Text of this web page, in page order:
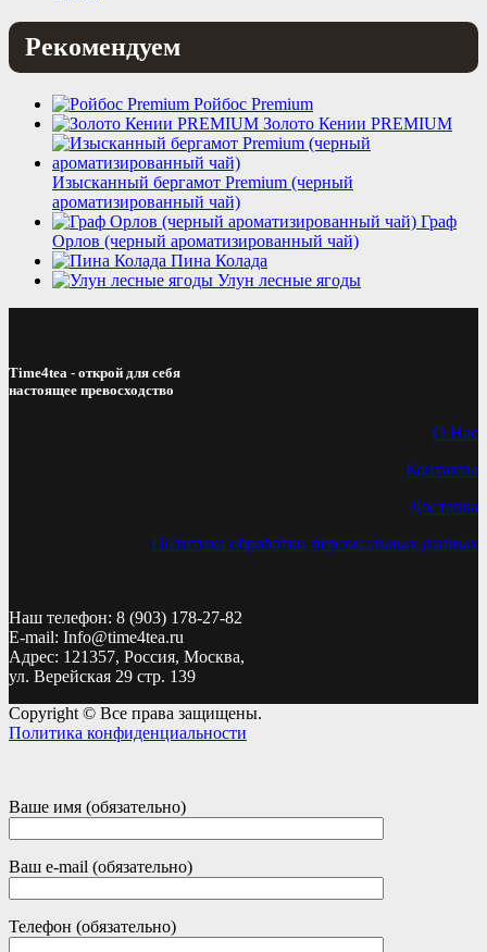
Рекомендуем
Ройбос Premium
Золото Кении PREMIUM
Изысканный бергамот Premium (черный
ароматизированный чай)
Граф
Орлов (черный ароматизированный чай)
Пина Колада
Улун лесные ягоды
Time4tea - открой для себя
настоящее превосходство
О Нас
Контакты
Доставка
Политика обработки персональных данных
Наш телефон: 8 (903) 178-27-82
E-mail: Info@time4tea.ru
Адрес: 121357, Россия, Москва,
ул. Верейская 29 стр. 139
Copyright © Все права защищены.
Политика конфиденциальности
Ваше имя (обязательно)
Ваш e-mail (обязательно)
Телефон (обязательно)